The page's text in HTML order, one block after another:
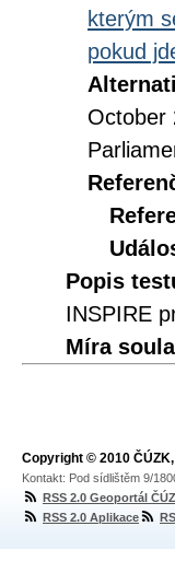
kterým
pokud
October
Popis
INSPIRE
Míra
Copyright © 2010
Kontakt: Pod sídlištěm 9/
RSS 2.0 Geoportál
RSS 2.0 Aplikace